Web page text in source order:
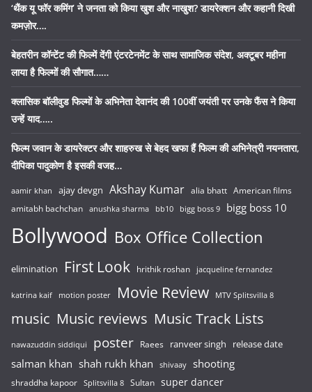
‘थैंक यू फॉर कमिंग’ ने जनता को किया खुश और नाखुश? डायरेक्शन और कहानी दिखी
कमज़ोर….
बेहतरीन कॉन्टेंट की फिल्में देंगी एंटरटेनमेंट के साथ सामाजिक संदेश, अक्टूबर महीना
लाया है फिल्मों की सौगात……
क्लासिक बॉलीवुड फिल्मों के अभिनेता देवानंद की 100वीं जयंती पर उनके फैंस ने किया
उन्हें याद…..
फिल्म जवान के डायरेक्टर और शाहरुख से बेहद खफा हैं फिल्म की अभिनेत्री नयनतारा,
दीपिका पादुकोण है इसकी वजह…
aamir khan ajay devgn Akshay Kumar alia bhatt American films
amitabh bachchan anushka sharma bb10 bigg boss 9 bigg boss 10
Bollywood Box Office Collection
elimination First Look hrithik roshan jacqueline fernandez
katrina kaif motion poster Movie Review MTV Splitsvilla 8
music Music reviews Music Track Lists
nawazuddin siddiqui poster Raees ranveer singh release date
salman khan shah rukh khan shivaay shooting
shraddha kapoor Splitsvilla 8 Sultan super dancer